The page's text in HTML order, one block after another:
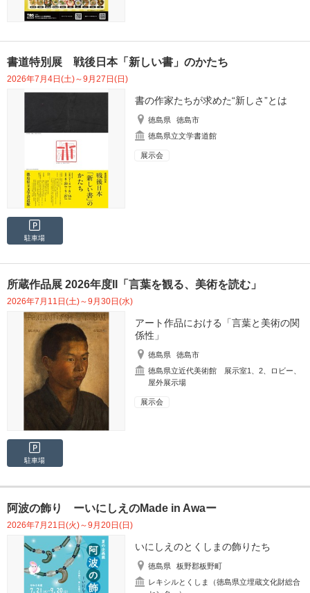
書道特別展 戦後日本「新しい書」のかたち
2026年7月4日(土)～9月27日(日)
書の作家たちが求めた“新しさ”とは
徳島県
徳島市
徳島県立文学書道館
展示会
駐車場
所蔵作品展 2026年度II「言葉を観る、美術を読む」
2026年7月11日(土)～9月30日(水)
アート作品における「言葉と美術の関
係性」
徳島県
徳島市
徳島県立近代美術館 展示室1、2、ロビー、
屋外展示場
展示会
駐車場
阿波の飾り ーいにしえのMade in Awaー
2026年7月21日(火)～9月20日(日)
いにしえのとくしまの飾りたち
徳島県
板野郡板野町
レキシルとくしま（徳島県立埋蔵文化財総合